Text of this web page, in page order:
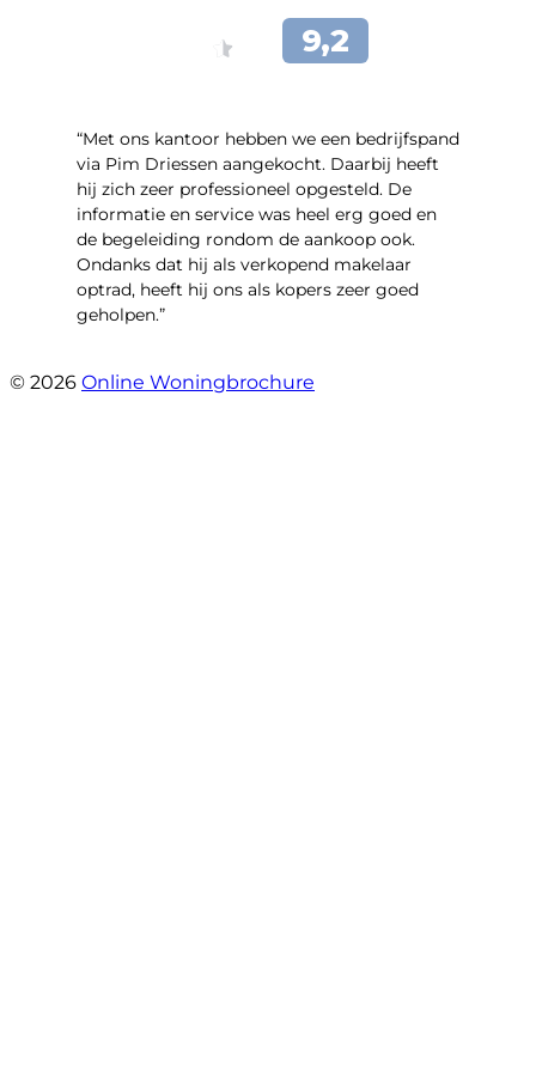
“Met ons kantoor hebben we een bedrijfspand
via Pim Driessen aangekocht. Daarbij heeft
hij zich zeer professioneel opgesteld. De
informatie en service was heel erg goed en
de begeleiding rondom de aankoop ook.
Ondanks dat hij als verkopend makelaar
optrad, heeft hij ons als kopers zeer goed
geholpen.”
© 2026 Online Woningbrochure